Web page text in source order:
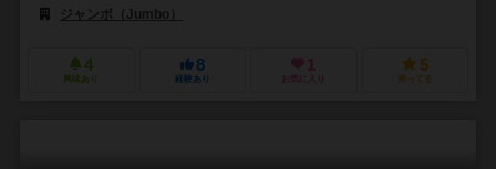
ジャンボ（Jumbo）
4
興味あり
8
経験あり
1
お気に入り
5
持ってる